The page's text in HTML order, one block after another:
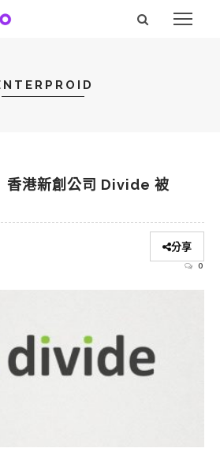
港新創公司 Divide 被
分享
0